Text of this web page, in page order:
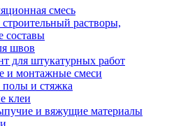
смесь
растворы,
составы
швов
для штукатурных работ
и монтажные смеси
и стяжка
клеи
и вяжущие материалы